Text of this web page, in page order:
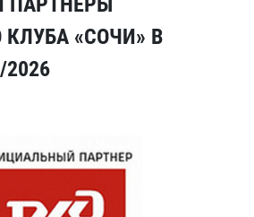
«СОЧИ» В